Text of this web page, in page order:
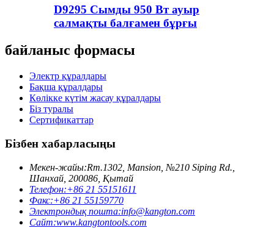
D9295 Сымды 950 Вт ауыр
салмақты балғамен бұрғы
байланыс формасы
Электр құралдары
Бақша құралдары
Көлікке күтім жасау құралдары
Біз туралы
Сертификаттар
Бізбен хабарласыңы
Мекен-жайы:Rm.1302, Mansion, №210 Siping Rd.,
Шанхай, 200086, Қытай
Телефон:+86 21 55151611
Факс:+86 21 55159770
Электрондық пошта:info@kangton.com
Сайт:www.kangtontools.com